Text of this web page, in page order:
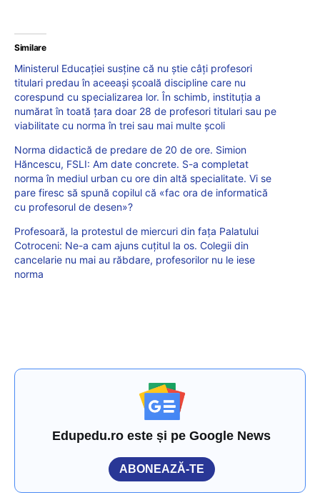
Similare
Ministerul Educației susține că nu știe câți profesori
titulari predau în aceeași școală discipline care nu
corespund cu specializarea lor. În schimb, instituția a
numărat în toată țara doar 28 de profesori titulari sau pe
viabilitate cu norma în trei sau mai multe școli
Norma didactică de predare de 20 de ore. Simion
Hăncescu, FSLI: Am date concrete. S-a completat
norma în mediul urban cu ore din altă specialitate. Vi se
pare firesc să spună copilul că «fac ora de informatică
cu profesorul de desen»?
Profesoară, la protestul de miercuri din fața Palatului
Cotroceni: Ne-a cam ajuns cuțitul la os. Colegii din
cancelarie nu mai au răbdare, profesorilor nu le iese
norma
Edupedu.ro este și pe Google News
ABONEAZĂ-TE